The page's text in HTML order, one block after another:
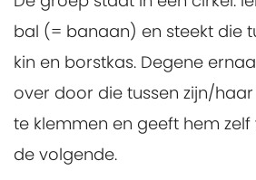
bal (= banaan) en steekt die
kin en borstkas. Degene
over door die tussen zijn/
te klemmen en geeft hem
de volgende.